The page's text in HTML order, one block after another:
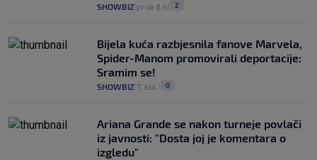
SHOWBIZ prije 8 h 2
Bijela kuća razbjesnila fanove Marvela,
Spider-Manom promovirali deportacije:
Sramim se!
SHOWBIZ 7. kol. 0
Ariana Grande se nakon turneje povlači
iz javnosti: "Dosta joj je komentara o
izgledu"